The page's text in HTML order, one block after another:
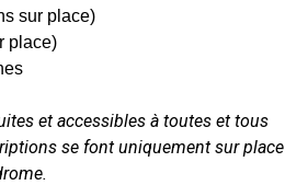
sur place)
place)
et accessibles à toutes et tous
se font uniquement sur place